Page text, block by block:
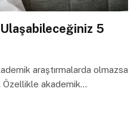
5
araştırmalarda olmazsa
Özellikle akademik…